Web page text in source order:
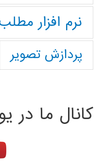
نرم افزار
پردازش تصویر
کانال ما در